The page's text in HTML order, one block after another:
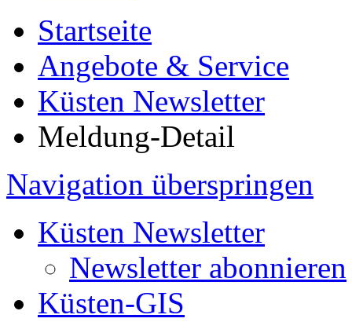
Startseite
Angebote & Service
Küsten Newsletter
Meldung-Detail
Navigation überspringen
Küsten Newsletter
Newsletter abonnieren
Küsten-GIS